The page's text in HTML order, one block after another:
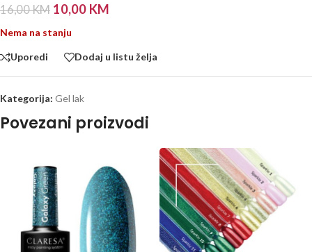
16,00KM 10,00 KM
Nema na stanju
Uporedi Dodaj u listu želja
Kategorija: Gel lak
Povezani proizvodi